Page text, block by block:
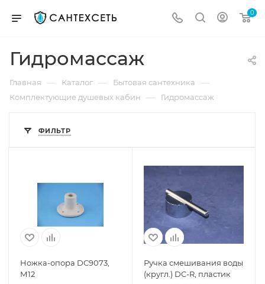
0
Гидромассаж
Главная — Каталог — Бытовая сантехника —
Комплектующие душевых кабин — Гидромассаж
ФИЛЬТР
Ножка-опора DC9073,
М12
Ручка смешивания воды
(кругл.) DC-R, пластик